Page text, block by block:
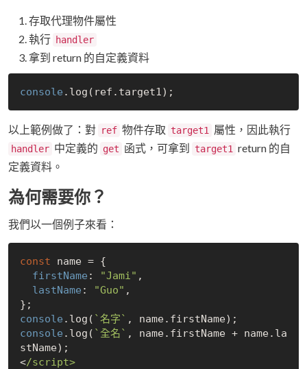
存取代理物件屬性
執行 handler
拿到 return 的自定義資料
console
以上範例做了：對 ref 物件存取 target1 屬性，因此執行
handler 中定義的 get 函式，可拿到 target1 return 的自
定義資料。
為何需要你？
我們以一個例子來看：
const name = {
firstName : "Jami" ,
lastName : "Guo" ,
console .log( `名字`
console .log( `全名` , name.firstName + name.la
stName);
<
/script>